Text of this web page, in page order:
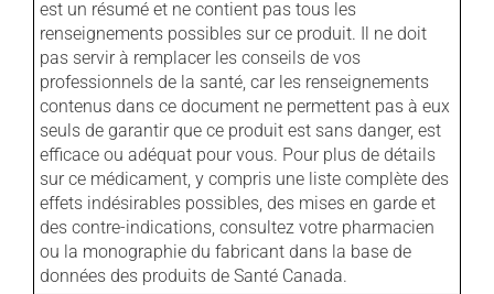
est un résumé et ne contient pas tous les
renseignements possibles sur ce produit. Il ne doit
pas servir à remplacer les conseils de vos
professionnels de la santé, car les renseignements
contenus dans ce document ne permettent pas à eux
seuls de garantir que ce produit est sans danger, est
efficace ou adéquat pour vous. Pour plus de détails
sur ce médicament, y compris une liste complète des
effets indésirables possibles, des mises en garde et
des contre-indications, consultez votre pharmacien
ou la monographie du fabricant dans la base de
données des produits de Santé Canada.